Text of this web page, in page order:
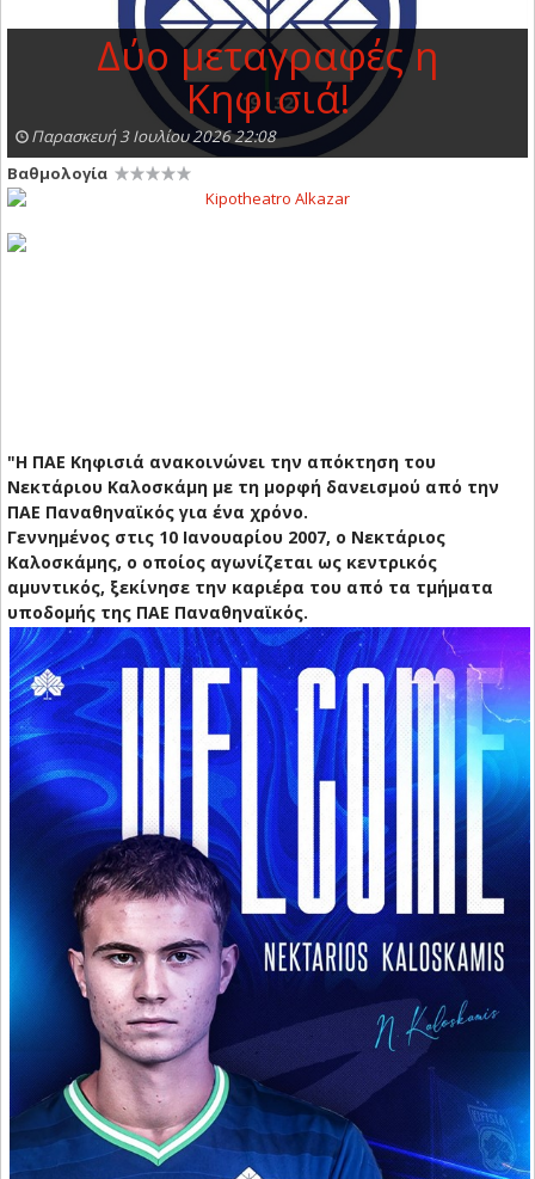
Δύο μεταγραφές η
Κηφισιά!
Παρασκευή 3 Ιουλίου 2026 22:08
Βαθμολογία
"Η ΠΑΕ Κηφισιά ανακοινώνει την απόκτηση του
Νεκτάριου Καλοσκάμη με τη μορφή δανεισμού από την
ΠΑΕ Παναθηναϊκός για ένα χρόνο.
Γεννημένος στις 10 Ιανουαρίου 2007, ο Νεκτάριος
Καλοσκάμης, ο οποίος αγωνίζεται ως κεντρικός
αμυντικός, ξεκίνησε την καριέρα του από τα τμήματα
υποδομής της ΠΑΕ Παναθηναϊκός.